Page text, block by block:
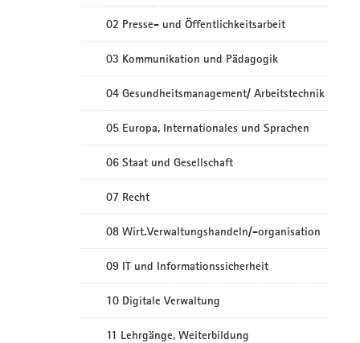
02 Presse- und Öffentlichkeitsarbeit
03 Kommunikation und Pädagogik
04 Gesundheitsmanagement/ Arbeitstechnik
05 Europa, Internationales und Sprachen
06 Staat und Gesellschaft
07 Recht
08 Wirt.Verwaltungshandeln/-organisation
09 IT und Informationssicherheit
10 Digitale Verwaltung
11 Lehrgänge, Weiterbildung